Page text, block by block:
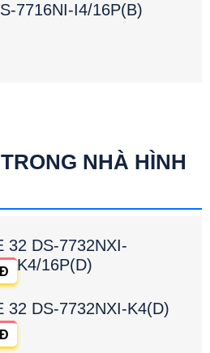
7716NI-I4/16P(B)
NHÀ HÌNH
32 DS-7732NXI-
K4/16P(D)
32 DS-7732NXI-K4(D)